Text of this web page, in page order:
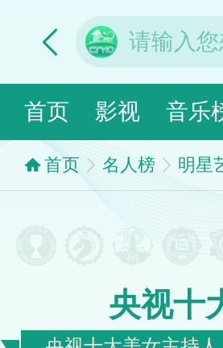
首页 影视 音乐
首页 名人榜 明星
央视十